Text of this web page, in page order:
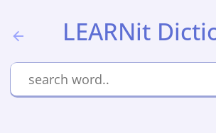
LEARNit